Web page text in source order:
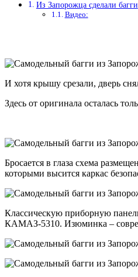
Из Запорожца сделали багги
Видео:
И хотя крышу срезали, дверь
Здесь от оригинала осталась
Бросается в глаза схема
которыми высится каркас
Классическую приборную
КАМАЗ-5310. Изюминка –